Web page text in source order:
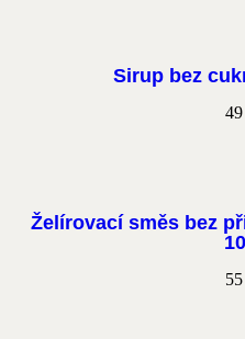
Sirup bez
49
Želírovací směs bez
55